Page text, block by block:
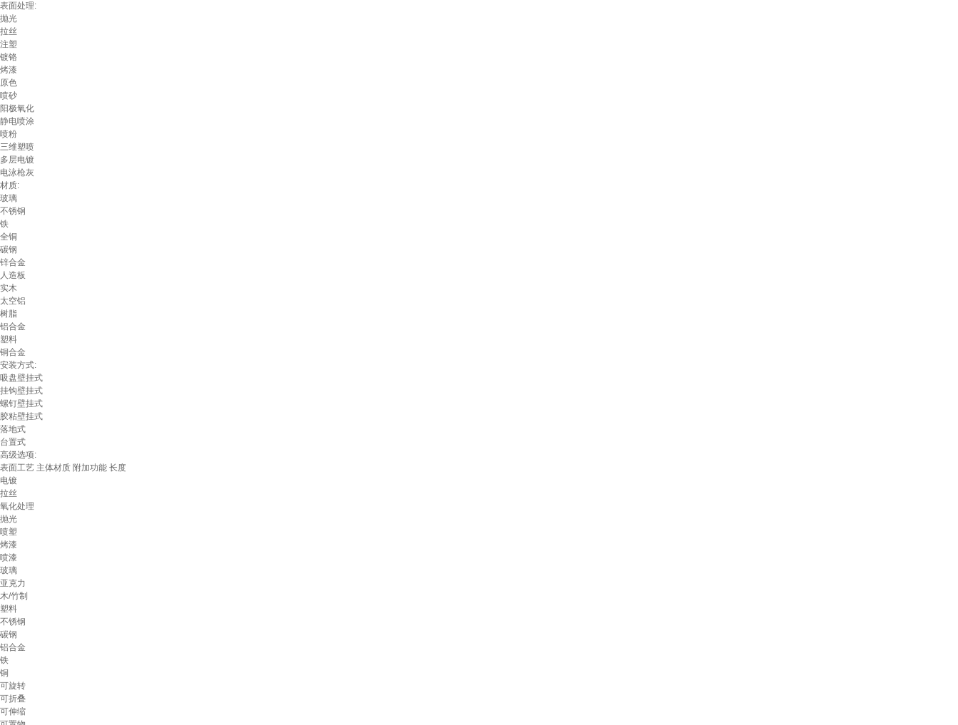
表面处理:
抛光
拉丝
注塑
镀铬
烤漆
原色
喷砂
阳极氧化
静电喷涂
喷粉
三维塑喷
多层电镀
电泳枪灰
材质:
玻璃
不锈钢
铁
全铜
碳钢
锌合金
人造板
实木
太空铝
树脂
铝合金
塑料
铜合金
安装方式:
吸盘壁挂式
挂钩壁挂式
螺钉壁挂式
胶粘壁挂式
落地式
台置式
高级选项:
表面工艺 主体材质 附加功能 长度
电镀
拉丝
氧化处理
抛光
喷塑
烤漆
喷漆
玻璃
亚克力
木/竹制
塑料
不锈钢
碳钢
铝合金
铁
铜
可旋转
可折叠
可伸缩